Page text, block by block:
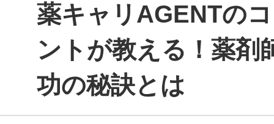
薬キャリAGENTの
ントが教える！薬剤
功の秘訣とは